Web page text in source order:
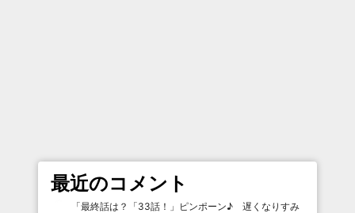
最近のコメント
「最終話は？「33話！」ピンポーン♪ 遅くなりすみ